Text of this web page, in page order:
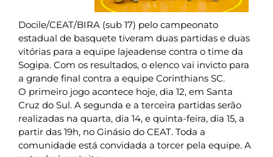
Docile/CEAT/BIRA (sub 17) pelo campeonato
estadual de basquete tiveram duas partidas e duas
vitórias para a equipe lajeadense contra o time da
Sogipa. Com os resultados, o elenco vai invicto para
a grande final contra a equipe Corinthians SC.
O primeiro jogo acontece hoje, dia 12, em Santa
Cruz do Sul. A segunda e a terceira partidas serão
realizadas na quarta, dia 14, e quinta-feira, dia 15, a
partir das 19h, no Ginásio do CEAT. Toda a
comunidade está convidada a torcer pela equipe. A